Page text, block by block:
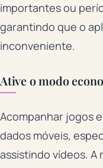
importantes ou
garantindo que o
inconveniente.
Ative o modo
Acompanhar jogos
dados móveis,
assistindo vídeos. A